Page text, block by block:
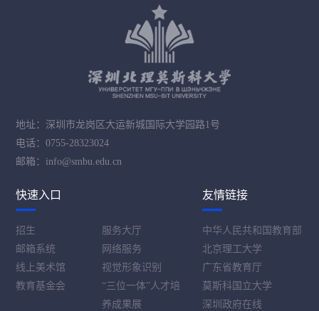
地址：深圳市龙岗区大运新城国际大学园路1号
电话：0755-28323024
邮箱：info@smbu.edu.cn
快速入口
招生
服务大厅
邮箱系统
网络服务
线上美术馆
视觉形象识别
教育基金会
“三位一体”人才培
养成果展
友情链接
中华人民共和国教育部
北京理工大学
广东省教育厅
莫斯科国立大学
深圳政府在线